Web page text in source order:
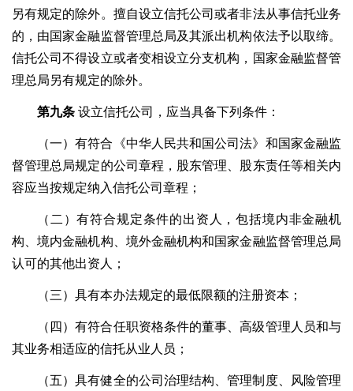
另有规定的除外。擅自设立信托公司或者非法从事信托业务
的，由国家金融监督管理总局及其派出机构依法予以取缔。
信托公司不得设立或者变相设立分支机构，国家金融监督管
理总局另有规定的除外。
第九条 设立信托公司，应当具备下列条件：
（一）有符合《中华人民共和国公司法》和国家金融监
督管理总局规定的公司章程，股东管理、股东责任等相关内
容应当按规定纳入信托公司章程；
（二）有符合规定条件的出资人，包括境内非金融机
构、境内金融机构、境外金融机构和国家金融监督管理总局
认可的其他出资人；
（三）具有本办法规定的最低限额的注册资本；
（四）有符合任职资格条件的董事、高级管理人员和与
其业务相适应的信托从业人员；
（五）具有健全的公司治理结构、管理制度、风险管理